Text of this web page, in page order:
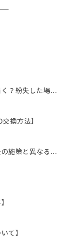
？紛失した場...
換方法】
施策と異なる...
て】